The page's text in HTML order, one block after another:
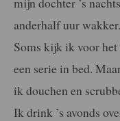
anderhalf uur
Soms kijk ik voor
een serie in bed.
ik douchen en
Ik drink ’s avonds